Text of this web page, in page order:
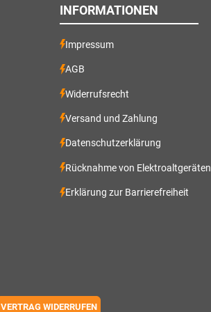
INFORMATIONEN
Impressum
AGB
Widerrufsrecht
Versand und Zahlung
Datenschutzerklärung
Rücknahme von Elektroaltgeräten
Erklärung zur Barrierefreiheit
VERTRAG WIDERRUFEN